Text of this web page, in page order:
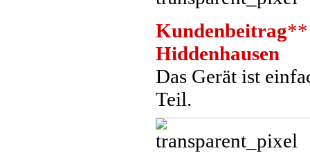
Kundenbeitrag**
Hiddenhausen
Das Gerät ist
Teil.